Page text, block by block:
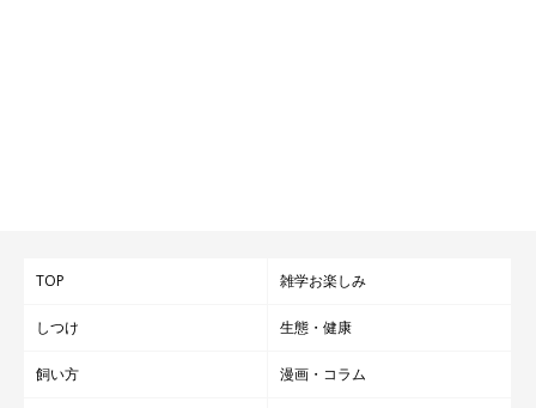
TOP 雑学お楽しみ
しつけ 生態・健康
飼い方 漫画・コラム